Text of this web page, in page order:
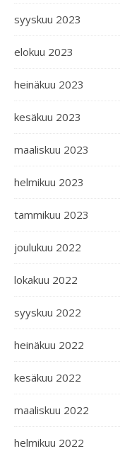
syyskuu 2023
elokuu 2023
heinäkuu 2023
kesäkuu 2023
maaliskuu 2023
helmikuu 2023
tammikuu 2023
joulukuu 2022
lokakuu 2022
syyskuu 2022
heinäkuu 2022
kesäkuu 2022
maaliskuu 2022
helmikuu 2022